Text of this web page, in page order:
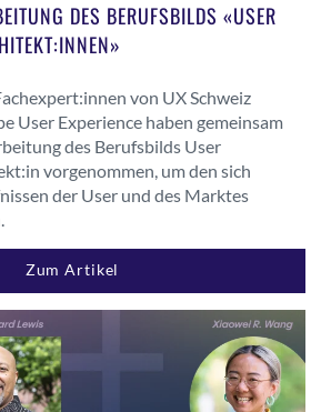
DES BERUFSBILDS «USER
von UX Schweiz
User Experience haben gemeinsam
des Berufsbilds User
vorgenommen, um den sich
der User und des Marktes
Zum Artikel